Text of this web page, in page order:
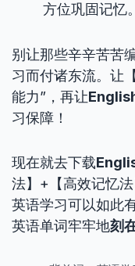
方位巩固记忆。
别让那些辛辛苦苦
习而付诸东流。让
能力”，再让
习保障！
现在就去下载
法】+【高效记忆
英语学习可以如此
英语单词牢牢地刻